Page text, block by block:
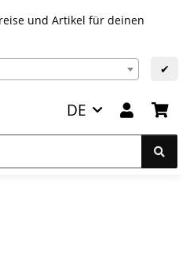
und Artikel für deinen
✔
DE